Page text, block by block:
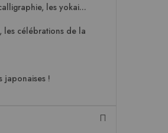
les yokai...
les célébrations de la
japonaises !